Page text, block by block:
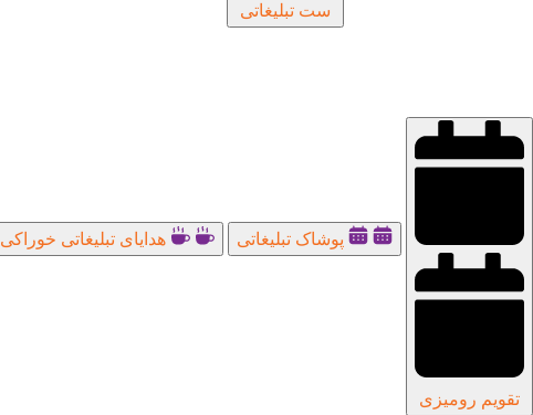
ست تبلیغاتی
تقویم رومیزی
پوشاک تبلیغاتی هدایای تبلیغاتی خوراکی